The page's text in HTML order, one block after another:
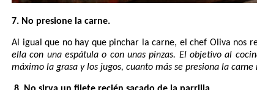
7. No presione la carne.
Al igual que no hay que pinchar la carne, el chef Oliva nos
ella con una espátula o con unas pinzas. El objetivo al
máximo la grasa y los jugos, cuanto más se presiona la carne